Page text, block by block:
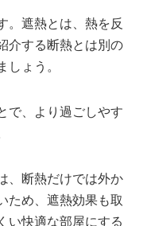
。遮熱とは、熱を反
介する断熱とは別の
しょう。
で、より過ごしやす
、断熱だけでは外か
ため、遮熱効果も取
い快適な部屋にする